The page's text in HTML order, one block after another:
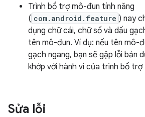
Trình bổ trợ mô-đun tính năng
( com.android.feature ) nay
dụng chữ cái, chữ số và dấu
tên mô-đun. Ví dụ: nếu tên mô-
gạch ngang, bạn sẽ gặp lỗi bản
khớp với hành vi của trình bổ trợ
Sửa lỗi